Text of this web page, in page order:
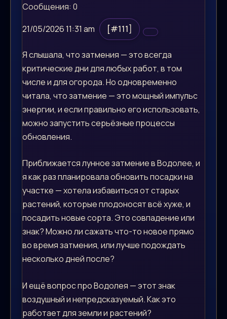
Сообщения: 0
21/05/2026 11:31 am
[#111]
Я слышала, что затмения — это всегда
критические дни для любых работ, в том
числе и для огорода. Но одновременно
читала, что затмение — это мощный импульс
энергии, и если правильно его использовать,
можно запустить серьёзные процессы
обновления.
Приближается лунное затмение в Водолее, и
я как раз планировала обновить посадки на
участке — хотела избавиться от старых
растений, которые плодоносят всё хуже, и
посадить новые сорта. Это совпадение или
знак? Можно ли сажать что-то новое прямо
во время затмения, или лучше подождать
несколько дней после?
И ещё вопрос про Водолея — этот знак
воздушный и непредсказуемый. Как это
работает для земли и растений?